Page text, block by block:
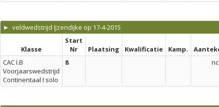
► veldwedstrijd IJzendijke op 17-4-2015
Klasse
Start
Nr
Plaatsing Kwalificatie Kamp.
CAC I.B
Voorjaarswedstrijd
Continentaal I solo
8 nc